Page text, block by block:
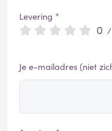
Levering *
0 /
Je e-mailadres (niet